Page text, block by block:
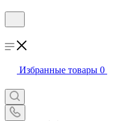
Избранные товары 0